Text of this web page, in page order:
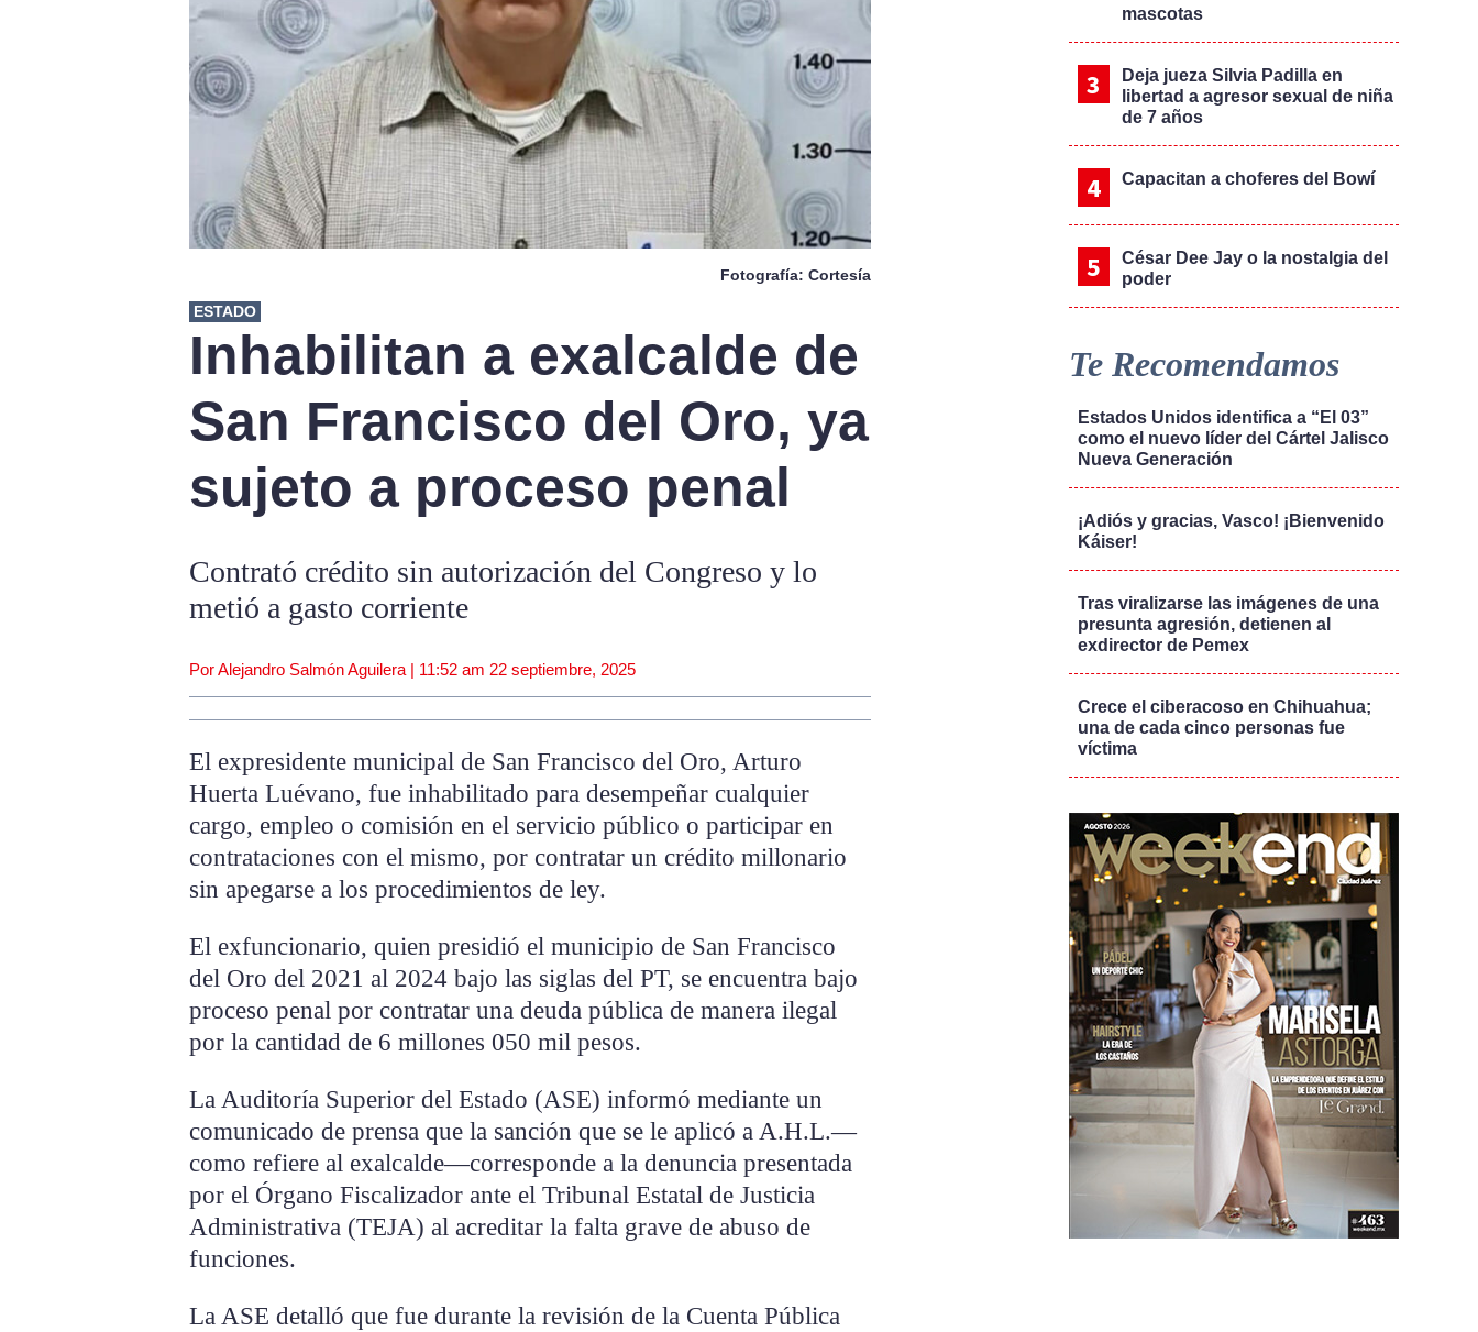
Fotografía: Cortesía
ESTADO
Inhabilitan a exalcalde de
San Francisco del Oro, ya
sujeto a proceso penal
Contrató crédito sin autorización del Congreso y lo
metió a gasto corriente
Por Alejandro Salmón Aguilera | 11:52 am 22 septiembre, 2025
El expresidente municipal de San Francisco del Oro, Arturo
Huerta Luévano, fue inhabilitado para desempeñar cualquier
cargo, empleo o comisión en el servicio público o participar en
contrataciones con el mismo, por contratar un crédito millonario
sin apegarse a los procedimientos de ley.
El exfuncionario, quien presidió el municipio de San Francisco
del Oro del 2021 al 2024 bajo las siglas del PT, se encuentra bajo
proceso penal por contratar una deuda pública de manera ilegal
por la cantidad de 6 millones 050 mil pesos.
La Auditoría Superior del Estado (ASE) informó mediante un
comunicado de prensa que la sanción que se le aplicó a A.H.L.—
como refiere al exalcalde—corresponde a la denuncia presentada
por el Órgano Fiscalizador ante el Tribunal Estatal de Justicia
Administrativa (TEJA) al acreditar la falta grave de abuso de
funciones.
La ASE detalló que fue durante la revisión de la Cuenta Pública
mascotas
Deja jueza Silvia Padilla en
libertad a agresor sexual de niña
de 7 años
Capacitan a choferes del Bowí
César Dee Jay o la nostalgia del
poder
Te Recomendamos
Estados Unidos identifica a “El 03”
como el nuevo líder del Cártel Jalisco
Nueva Generación
¡Adiós y gracias, Vasco! ¡Bienvenido
Káiser!
Tras viralizarse las imágenes de una
presunta agresión, detienen al
exdirector de Pemex
Crece el ciberacoso en Chihuahua;
una de cada cinco personas fue
víctima